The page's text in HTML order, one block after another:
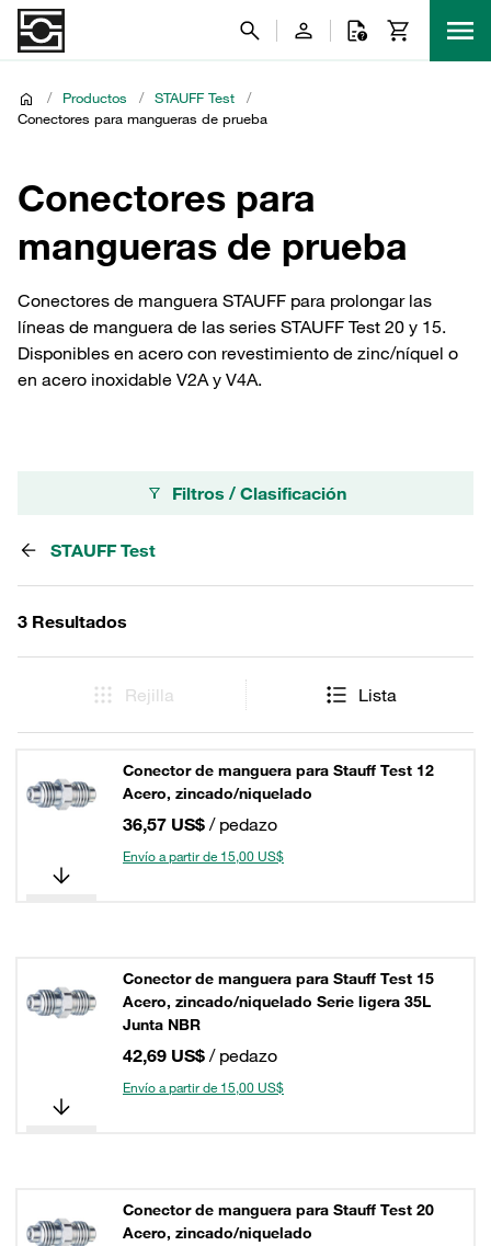
/ Productos / STAUFF Test
/
Conectores para mangueras de prueba
Conectores para
mangueras de prueba
Conectores de manguera STAUFF para prolongar las
líneas de manguera de las series STAUFF Test 20 y 15.
Disponibles en acero con revestimiento de zinc/níquel o
en acero inoxidable V2A y V4A.
Filtros / Clasificación
STAUFF Test
3 Resultados
Rejilla Lista
Conector de manguera para Stauff Test 12
Acero, zincado/niquelado
36,57 US$ / pedazo
Envío a partir de 15,00 US$
Conector de manguera para Stauff Test 15
Acero, zincado/niquelado Serie ligera 35L
Junta NBR
42,69 US$ / pedazo
Envío a partir de 15,00 US$
Conector de manguera para Stauff Test 20
Acero, zincado/niquelado